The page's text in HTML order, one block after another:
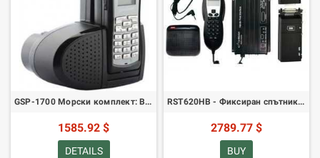
GSP-1700 Морски комплект: Включва GSP-1700S-EU, GIK-1700-MR, GIK-32-EXTEND, GPH-1700, GDC-1700-CBL, GDC-1700CD-EU
1585.92 $
DETAILS
RST620HB - Фиксиран спътников пакет Сателитен телефон - Пакет за свободни ръце
2789.77 $
BUY